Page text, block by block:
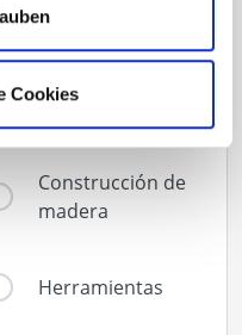
Cookies
Construcción de
madera
Herramientas